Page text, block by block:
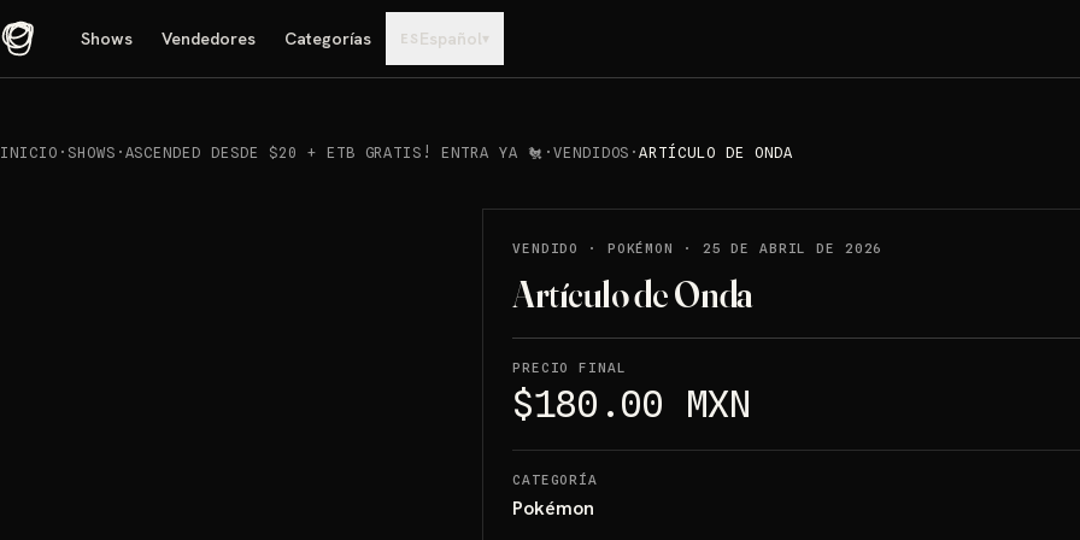
Shows Vendedores Categorías ES Español▾
INICIO · SHOWS · ASCENDED DESDE $20 + ETB GRATIS! ENTRA YA 🐔 · VENDIDOS ·ARTÍCULO DE ONDA
VENDIDO · POKÉMON · 25 DE ABRIL DE 2026
Artículo de Onda
PRECIO FINAL
$180.00 MXN
CATEGORÍA
Pokémon